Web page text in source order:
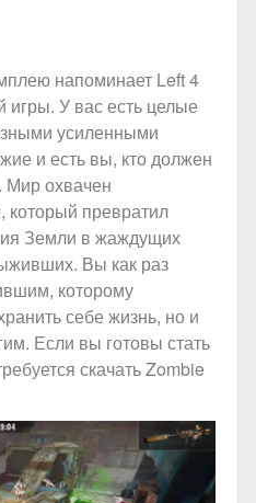
напоминает Left 4
У вас есть целые
усиленными
и есть вы, кто должен
Мир охвачен
превратил
Земли в жаждущих
Вы как раз
которому
себе жизнь, но и
Если вы готовы стать
скачать Zombie